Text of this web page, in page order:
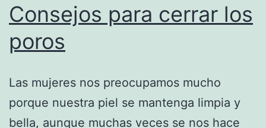
Consejos para cerrar los
poros
Las mujeres nos preocupamos mucho
porque nuestra piel se mantenga limpia y
bella, aunque muchas veces se nos hace